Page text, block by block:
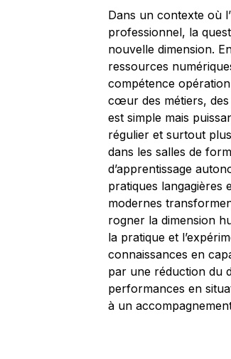
Dans un contexte où
professionnel, la
nouvelle dimension.
ressources
compétence
cœur des métiers, des
est simple mais
régulier et surtout
dans les salles de
d’apprentissage
pratiques langagières
modernes
rogner la dimension
la pratique et
connaissances en
par une réduction du
performances en
à un